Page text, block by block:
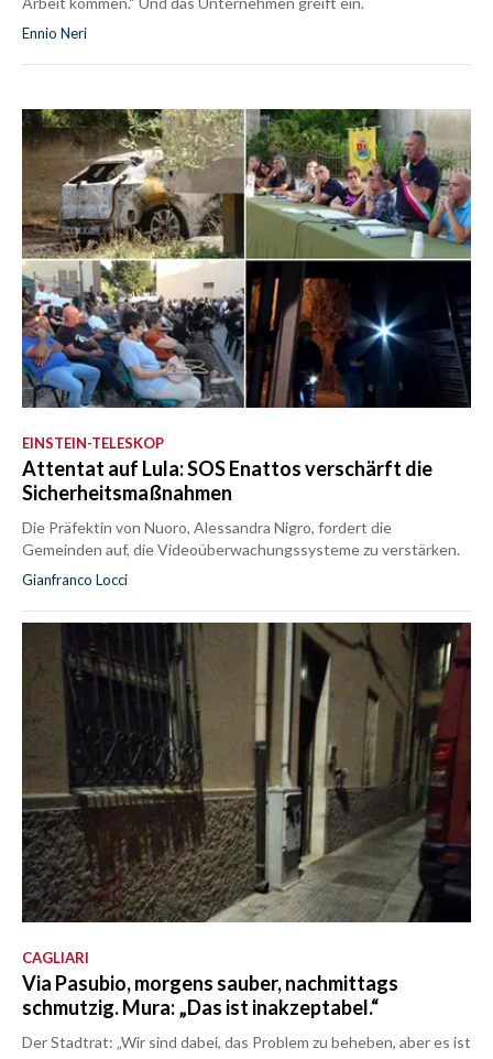
Ennio Neri
EINSTEIN-TELESKOP
Attentat auf Lula: SOS Enattos verschärft die
Sicherheitsmaßnahmen
Die Präfektin von Nuoro, Alessandra Nigro, fordert die
Gemeinden auf, die Videoüberwachungssysteme zu verstärken.
Gianfranco Locci
CAGLIARI
Via Pasubio, morgens sauber, nachmittags
schmutzig. Mura: „Das ist inakzeptabel.“
Der Stadtrat: „Wir sind dabei, das Problem zu beheben, aber es ist